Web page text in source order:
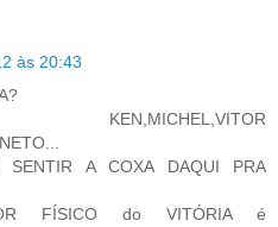
às 20:43
SENTIR A COXA DAQUI PRA
FÍSICO do VITÓRIA é